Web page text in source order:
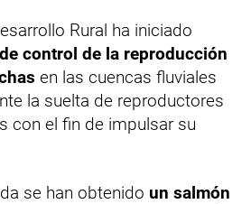
Rural ha iniciado
control de la reproducción
en las cuencas fluviales
la suelta de reproductores
con el fin de impulsar su
se han obtenido un salmón